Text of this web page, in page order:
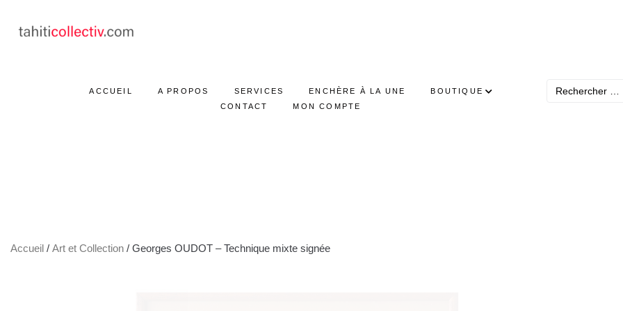
ACCUEIL A PROPOS SERVICES ENCHÈRE À LA UNE
BOUTIQUE
CONTACT
MON COMPTE
Accueil / Art et Collection / Georges OUDOT – Technique mixte signée